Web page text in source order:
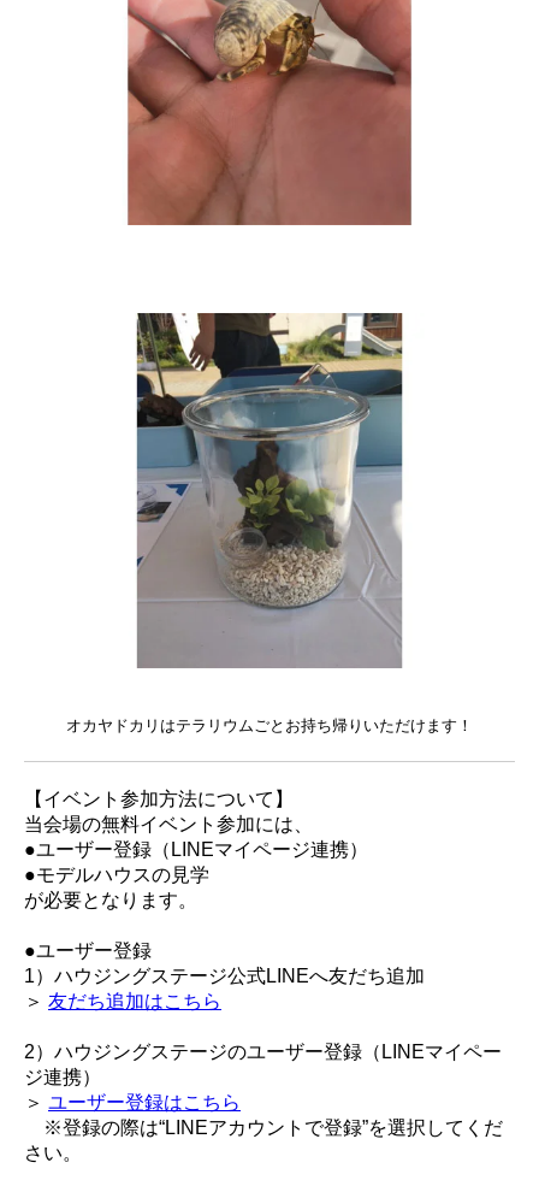
オカヤドカリはテラリウムごとお持ち帰りいただけます！
【イベント参加方法について】
当会場の無料イベント参加には、
●ユーザー登録（LINEマイページ連携）
●モデルハウスの見学
が必要となります。
●ユーザー登録
1）ハウジングステージ公式LINEへ友だち追加
＞ 友だち追加はこちら
2）ハウジングステージのユーザー登録（LINEマイペー
ジ連携）
＞ ユーザー登録はこちら
※登録の際は“LINEアカウントで登録”を選択してくだ
さい。